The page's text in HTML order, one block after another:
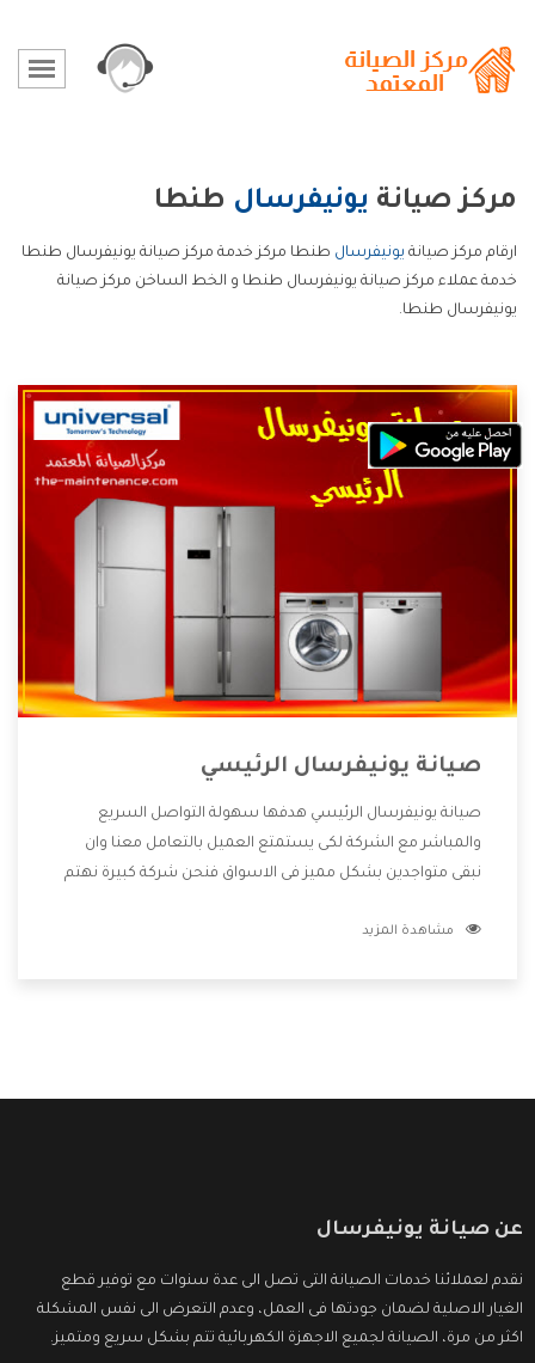
مركز صيانة يونيفرسال طنطا
ارقام مركز صيانة يونيفرسال طنطا مركز خدمة مركز صيانة يونيفرسال طنطا
خدمة عملاء مركز صيانة يونيفرسال طنطا و الخط الساخن مركز صيانة
يونيفرسال طنطا.
صيانة يونيفرسال الرئيسي
صيانة يونيفرسال الرئيسي هدفها سهولة التواصل السريع
والمباشر مع الشركة لكى يستمتع العميل بالتعامل معنا وان
نبقى متواجدين بشكل مميز فى الاسواق فنحن شركة كبيرة نهتم
الشركة بها والتى تكون منها خدمة الصيانة التى تكون من أهم
مشاهدة المزيد
عن صيانة يونيفرسال
نقدم لعملائنا خدمات الصيانة التى تصل الى عدة سنوات مع توفير قطع
الغيار الاصلية لضمان جودتها فى العمل، وعدم التعرض الى نفس المشكلة
اكثر من مرة، الصيانة لجميع الاجهزة الكهربائية تتم بشكل سريع ومتميز.